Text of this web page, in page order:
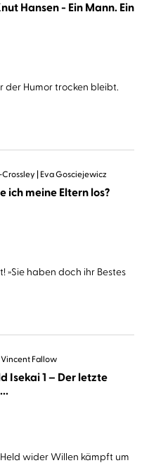
Hansen - Ein Mann. Ein
der Humor trocken bleibt.
Eva Gosciejewicz
ich meine Eltern los?
»Sie haben doch ihr Bestes
Vincent Fallow
Isekai 1 – Der letzte
wider Willen kämpft um